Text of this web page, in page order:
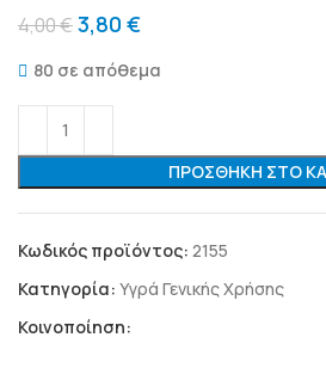
4,00€3,80 €
80 σε απόθεμα
ΠΡΟΣΘΉΚΗ ΣΤΟ
Κωδικός προϊόντος: 2155
Κατηγορία: Υγρά Γενικής Χρήσης
Κοινοποίηση: